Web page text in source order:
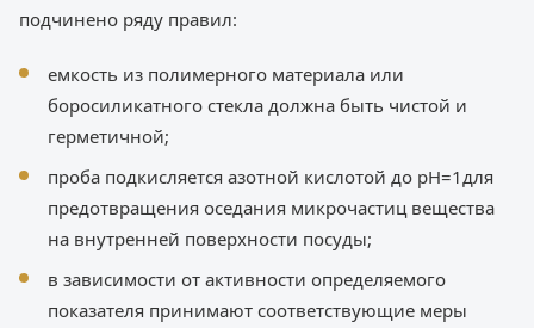
подчинено ряду правил:
емкость из полимерного материала или
боросиликатного стекла должна быть чистой и
герметичной;
проба подкисляется азотной кислотой до pH=1для
предотвращения оседания микрочастиц вещества
на внутренней поверхности посуды;
в зависимости от активности определяемого
показателя принимают соответствующие меры